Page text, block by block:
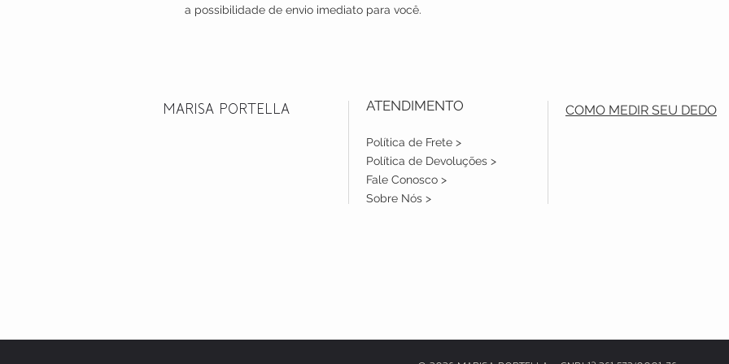
a possibilidade de envio imediato para você.
MARISA PORTELLA ATENDIMENTO
Política de Frete >
Política de Devoluções >
Fale Conosco >
Sobre Nós >
COMO MEDIR SEU DEDO